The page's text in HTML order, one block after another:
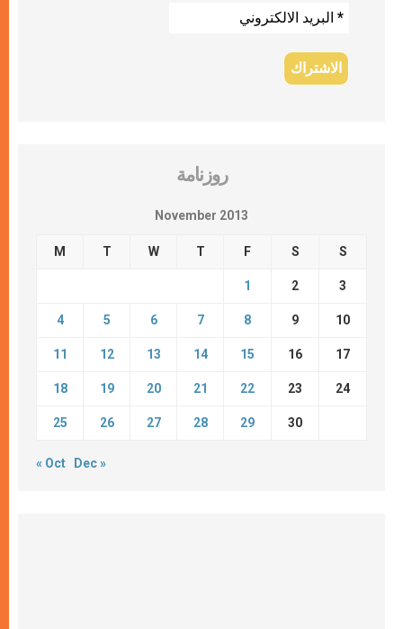
روزنامة
November 2013
M T W T F S S
1 2 3
4 5 6 7 8 9 10
11 12 13 14 15 16 17
18 19 20 21 22 23 24
25 26 27 28 29 30
« Oct Dec »